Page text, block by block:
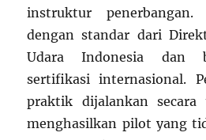
instruktur penerbangan.
dengan standar dari
Udara Indonesia dan
sertifikasi internasional.
praktik dijalankan
menghasilkan pilot yang